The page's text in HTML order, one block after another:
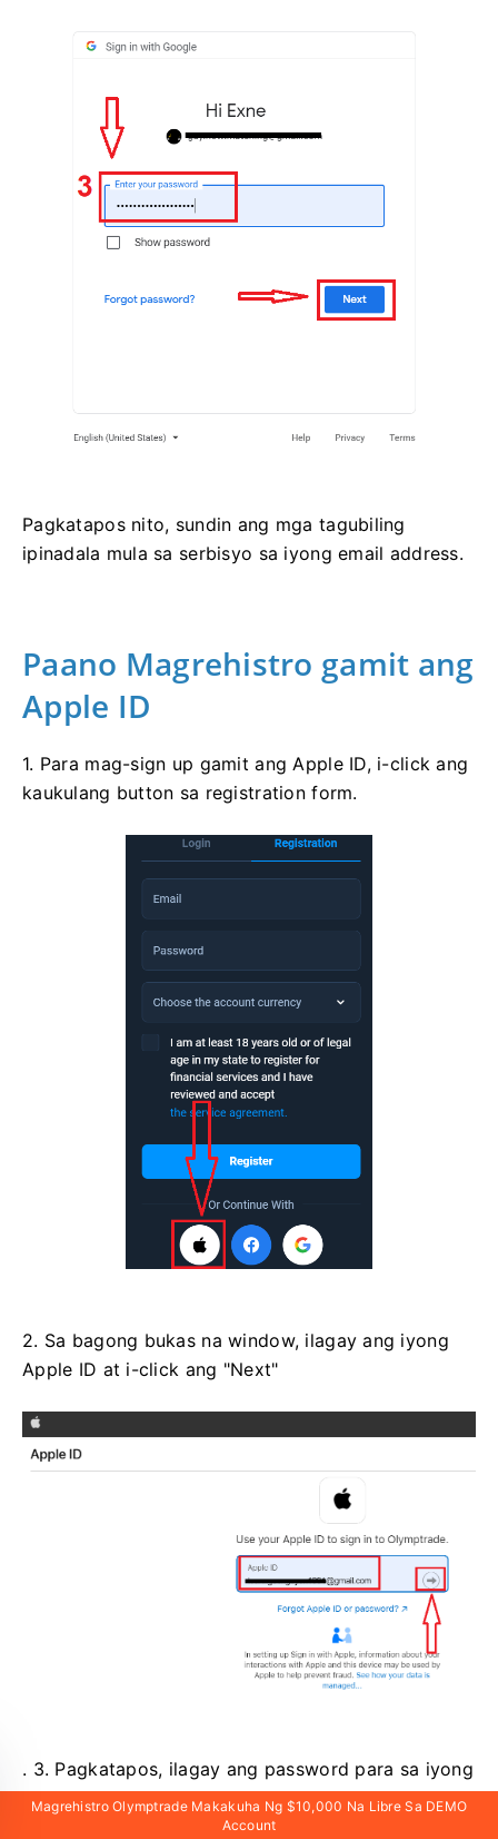
Pagkatapos nito, sundin ang mga tagubiling
ipinadala mula sa serbisyo sa iyong email address.
Paano Magrehistro gamit ang
Apple ID
1. Para mag-sign up gamit ang Apple ID, i-click ang
kaukulang button sa registration form.
2. Sa bagong bukas na window, ilagay ang iyong
Apple ID at i-click ang "Next"
. 3. Pagkatapos, ilagay ang password para sa iyong
Apple ID at i-click ang “Next”.
Magrehistro Olymptrade Makakuha Ng $10,000 Na Libre Sa DEMO
Account